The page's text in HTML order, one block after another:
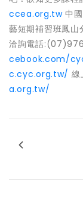
ccea.org.tw中國
藝短期補習班鳳山
洽詢電話
cebook.com/
c.cyc.org.tw/ 線
a.org.tw/